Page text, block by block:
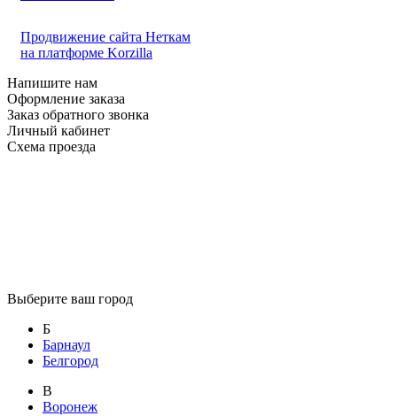
Продвижение сайта Неткам
на платформе Korzilla
Напишите нам
Оформление заказа
Заказ обратного звонка
Личный кабинет
Схема проезда
Выберите ваш город
Б
Барнаул
Белгород
В
Воронеж